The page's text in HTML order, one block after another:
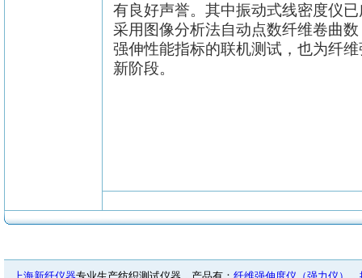
有良好声誉。其中振动式线密度仪
采用图像分析法自动点数纤维卷曲
强伸性能指标的联机测试，也为纤
新阶段。